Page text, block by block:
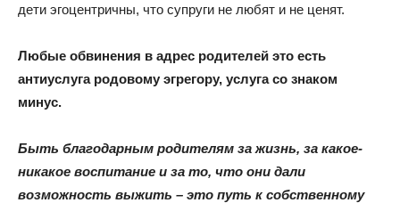
дети эгоцентричны, что супруги не любят и не ценят.
Любые обвинения в адрес родителей это есть
антиуслуга родовому эгрегору, услуга со знаком
минус.
Быть благодарным родителям за жизнь, за какое-
никакое воспитание и за то, что они дали
возможность выжить – это путь к собственному